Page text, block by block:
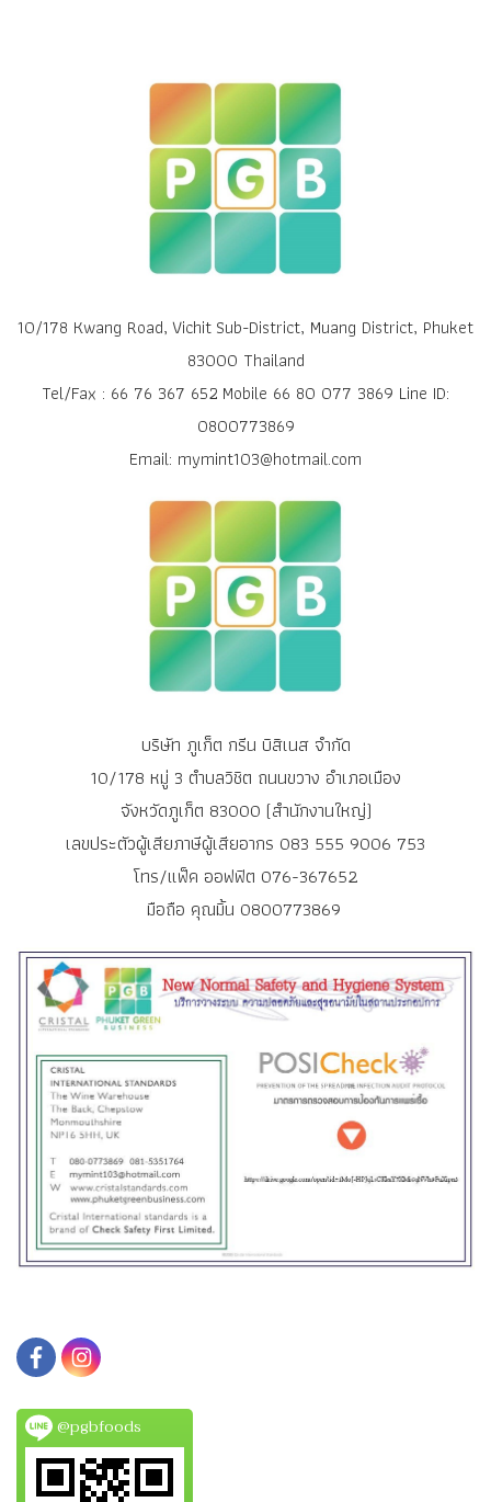
10/178 Kwang Road, Vichit Sub-District, Muang District, Phuket
83000 Thailand
Tel/Fax : 66 76 367 652 Mobile 66 80 077 3869 Line ID:
0800773869
Email: mymint103@hotmail.com
บริษัท ภูเก็ต กรีน บิสิเนส จำกัด
10/178 หมู่ 3 ตำบลวิชิต ถนนขวาง อำเภอเมือง
จังหวัดภูเก็ต 83000 (สำนักงานใหญ่)
เลขประตัวผู้เสียภาษีผู้เสียอากร 083 555 9006 753
โทร/แฟ็ค ออฟฟิต 076-367652
มือถือ คุณมิ้น 0800773869
@pgbfoods